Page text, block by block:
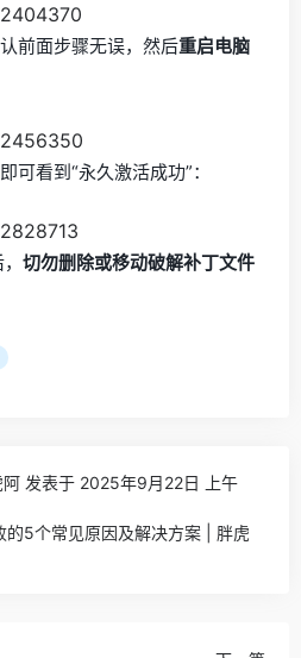
前面步骤无误，然后重启电脑
可看到“永久激活成功”：
切勿删除或移动破解补丁文件
阿 发表于 2025年9月22日 上午
的5个常见原因及解决方案 | 胖虎